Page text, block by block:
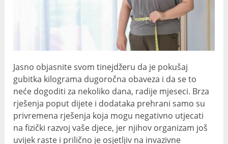
Jasno objasnite svom tinejdžeru da je pokušaj
gubitka kilograma dugoročna obaveza i da se to
neće dogoditi za nekoliko dana, radije mjeseci. Brza
rješenja poput dijete i dodataka prehrani samo su
privremena rješenja koja mogu negativno utjecati
na fizički razvoj vaše djece, jer njihov organizam još
uvijek raste i prilično je osjetljiv na invazivne